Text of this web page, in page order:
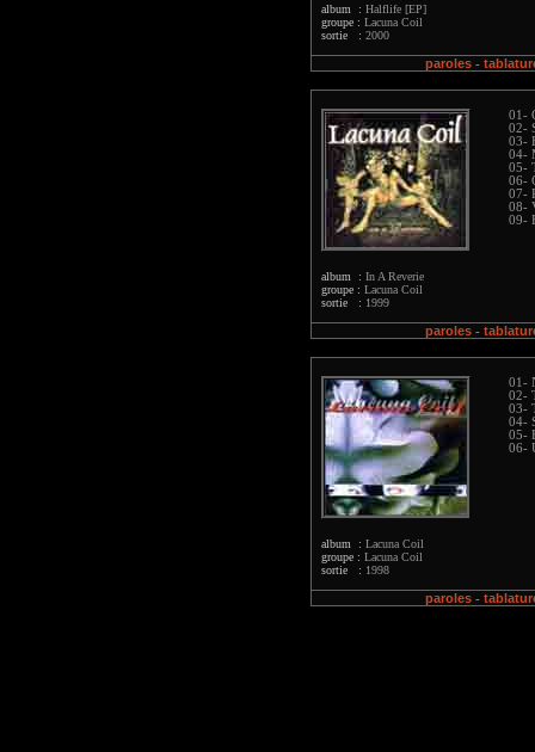
album : Halflife [EP]
groupe : Lacuna Coil
sortie : 2000
paroles -
album : In A Reverie
groupe : Lacuna Coil
sortie : 1999
01-
02-
03-
04-
05-
06-
07-
08-
09-
paroles -
album : Lacuna Coil
groupe : Lacuna Coil
sortie : 1998
01-
02-
03-
04-
05-
06-
paroles -